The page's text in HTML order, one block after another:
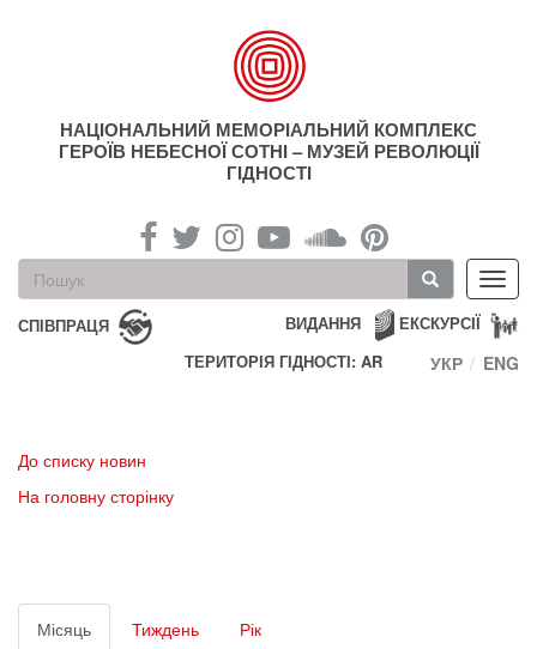
НАЦІОНАЛЬНИЙ МЕМОРІАЛЬНИЙ КОМПЛЕКС
ГЕРОЇВ НЕБЕСНОЇ СОТНІ – МУЗЕЙ РЕВОЛЮЦІЇ
ГІДНОСТІ
Пошукова
форма
Пошук
СПІВПРАЦЯ ЕКСКУРСІЇ
ВИДАННЯ
ТЕРИТОРІЯ ГІДНОСТІ: AR
УКР ENG
До списку новин
На головну сторінку
Первинні
Місяць (активнаТиждень Рік